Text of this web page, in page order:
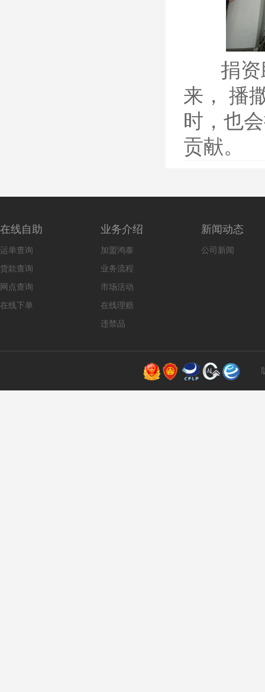
捐资助
来， 播
时，也
贡献。
在线自助
运单查询
货款查询
网点查询
在线下单
业务介绍
加盟鸿泰
业务流程
市场活动
在线理赔
违禁品
新闻动态
公司新闻